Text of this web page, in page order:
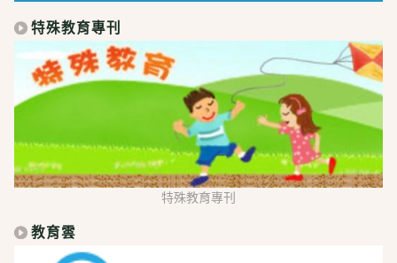
特殊教育專刊
特殊教育專刊
教育雲